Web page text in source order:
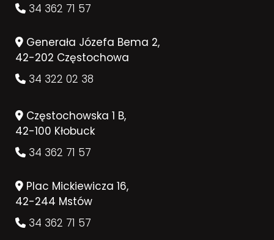
34 362 71 57
Generała Józefa Bema 2,
42-202 Częstochowa
34 322 02 38
Częstochowska 1 B,
42-100 Kłobuck
34 362 71 57
Plac Mickiewicza 16,
42-244 Mstów
34 362 71 57